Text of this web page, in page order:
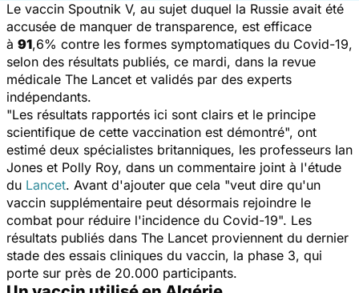
Le vaccin Spoutnik V, au sujet duquel la Russie avait été
accusée de manquer de transparence, est efficace
à 91,6% contre les formes symptomatiques du Covid-19,
selon des résultats publiés, ce mardi, dans la revue
médicale The Lancet et validés par des experts
indépendants.
"Les résultats rapportés ici sont clairs et le principe
scientifique de cette vaccination est démontré", ont
estimé deux spécialistes britanniques, les professeurs Ian
Jones et Polly Roy, dans un commentaire joint à l'étude
du Lancet. Avant d'ajouter que cela "veut dire qu'un
vaccin supplémentaire peut désormais rejoindre le
combat pour réduire l'incidence du Covid-19". Les
résultats publiés dans The Lancet proviennent du dernier
stade des essais cliniques du vaccin, la phase 3, qui
porte sur près de 20.000 participants.